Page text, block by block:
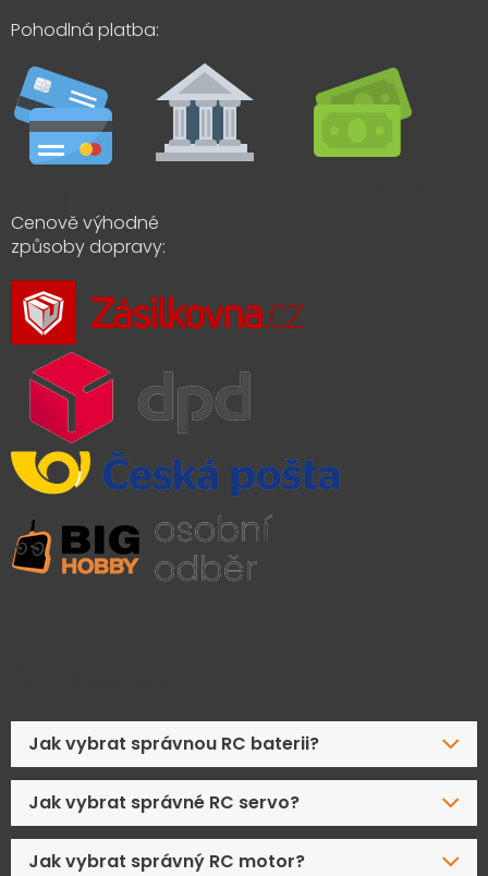
Pohodlná platba:
Cenově výhodné
způsoby dopravy:
Jak vybrat správnou RC baterii?
Jak vybrat správné RC servo?
Jak vybrat správný RC motor?